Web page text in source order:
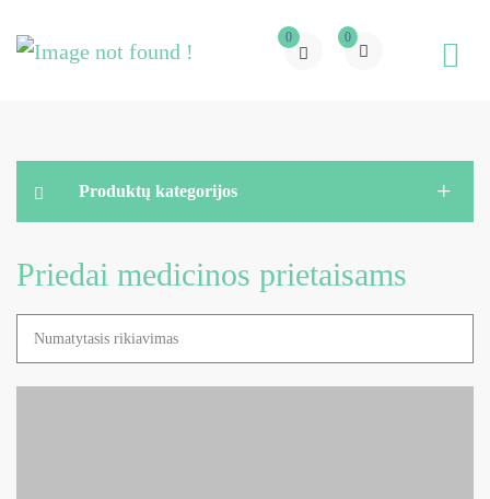
0 0
Produktų kategorijos
Priedai medicinos prietaisams